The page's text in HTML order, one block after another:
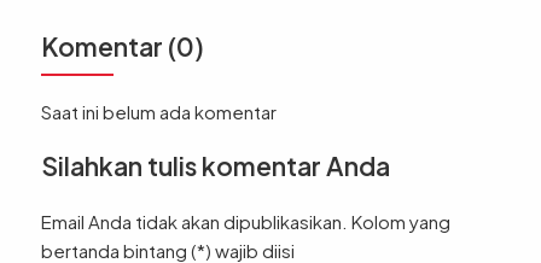
Komentar (0)
Saat ini belum ada komentar
Silahkan tulis komentar Anda
Email Anda tidak akan dipublikasikan. Kolom yang
bertanda bintang (*) wajib diisi